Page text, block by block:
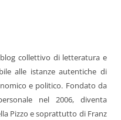
collettivo di letteratura e
alle istanze autentiche di
e politico. Fondato da
nel 2006, diventa
Pizzo e soprattutto di Franz